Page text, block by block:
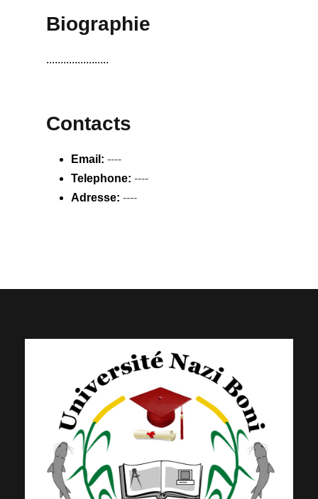
Biographie
......................
Contacts
Email: ----
Telephone: ----
Adresse: ----